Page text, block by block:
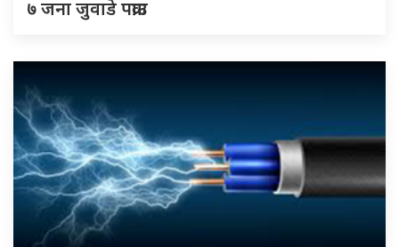
७ जना जुवाडे पक्राउ